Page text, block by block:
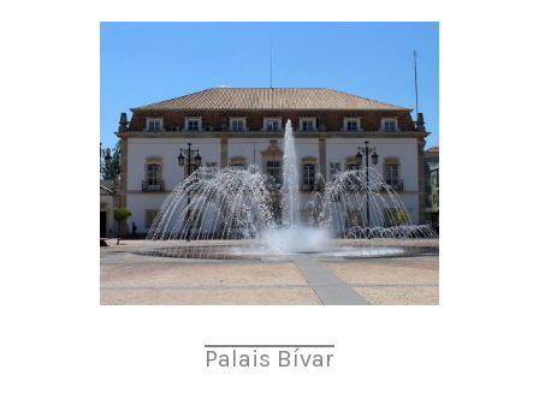
Palais Bívar